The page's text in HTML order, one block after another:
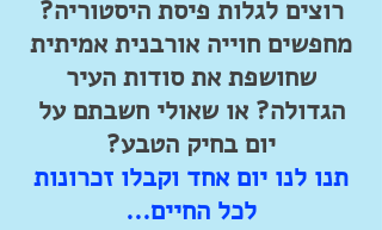
רוצים לגלות פיסת היסטוריה?
מחפשים חוייה אורבנית אמיתית
שחושפת את סודות העיר
הגדולה? או שאולי חשבתם על
יום בחיק הטבע?
תנו לנו יום אחד וקבלו זכרונות
לכל החיים...